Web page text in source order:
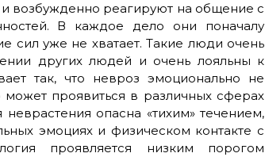
возбужденно реагируют на общение с
В каждое дело они поначалу
сил уже не хватает. Такие люди очень
других людей и очень лояльны к
так, что невроз эмоционально не
может проявиться в различных сферах
опасна «тихим» течением,
эмоциях и физическом контакте с
проявляется низким порогом